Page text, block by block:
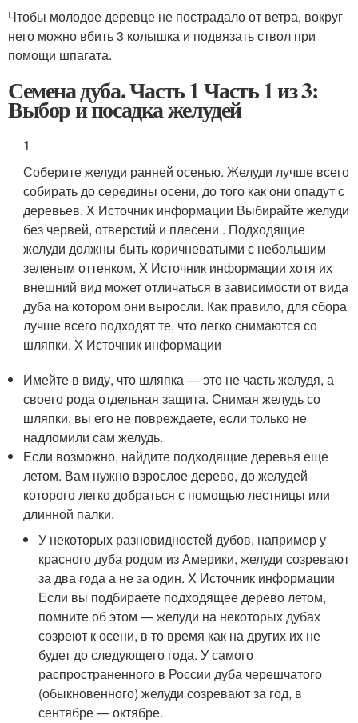
Чтобы молодое деревце не пострадало от ветра, вокруг
него можно вбить 3 колышка и подвязать ствол при
помощи шпагата.
Семена дуба. Часть 1 Часть 1 из 3:
Выбор и посадка желудей
1
Соберите желуди ранней осенью. Желуди лучше всего
собирать до середины осени, до того как они опадут с
деревьев. X Источник информации Выбирайте желуди
без червей, отверстий и плесени . Подходящие
желуди должны быть коричневатыми с небольшим
зеленым оттенком, X Источник информациихотя их
внешний вид может отличаться в зависимости от вида
дуба на котором они выросли. Как правило, для сбора
лучше всего подходят те, что легко снимаются со
шляпки. X Источник информации
Имейте в виду, что шляпка — это не часть желудя, а
своего рода отдельная защита. Снимая желудь со
шляпки, вы его не повреждаете, если только не
надломили сам желудь.
Если возможно, найдите подходящие деревья еще
летом. Вам нужно взрослое дерево, до желудей
которого легко добраться с помощью лестницы или
длинной палки.
У некоторых разновидностей дубов, например у
красного дуба родом из Америки, желуди созревают
за два года а не за один. X Источник информации
Если вы подбираете подходящее дерево летом,
помните об этом — желуди на некоторых дубах
созреют к осени, в то время как на других их не
будет до следующего года. У самого
распространенного в России дуба черешчатого
(обыкновенного) желуди созревают за год, в
сентябре — октябре.